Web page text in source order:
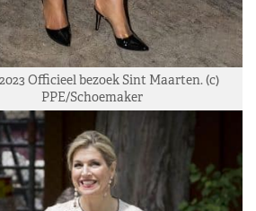
Officieel bezoek Sint Maarten. (c)
PPE/Schoemaker